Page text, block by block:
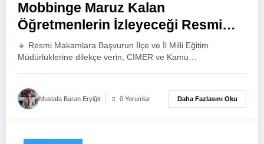
Mobbinge Maruz Kalan
Öğretmenlerin İzleyeceği Resmi
Şikayet Yolu
🔹 Resmi Makamlara Başvurun İlçe ve İl Milli Eğitim
Müdürlüklerine dilekçe verin, CİMER ve Kamu…
Mustafa Baran Eryiğit 0 Yorumlar Daha Fazlasını Oku